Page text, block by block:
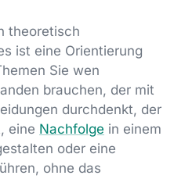
theoretisch
ist eine Orientierung
Sie wen
brauchen, der mit
durchdenkt, der
eine Nachfolge in einem
oder eine
ohne das